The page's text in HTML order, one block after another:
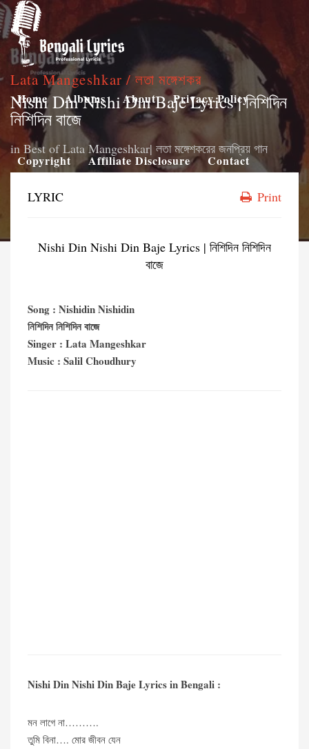
Home Albums About Privacy Policy
Copyright Affiliate Disclosure Contact
Lata Mangeshkar / লতা মঙ্গেশকর
Nishi Din Nishi Din Baje Lyrics | নিশিদিন
নিশিদিন বাজে
in Best of Lata Mangeshkar| লতা মঙ্গেশকরের জনপ্রিয় গান
LYRIC Print
Nishi Din Nishi Din Baje Lyrics | নিশিদিন নিশিদিন
বাজে
Song : Nishidin Nishidin
নিশিদিন নিশিদিন বাজে
Singer : Lata Mangeshkar
Music : Salil Choudhury
Nishi Din Nishi Din Baje Lyrics in Bengali :
মন লাগে না……….
তুমি বিনা…. মোর জীবন যেন